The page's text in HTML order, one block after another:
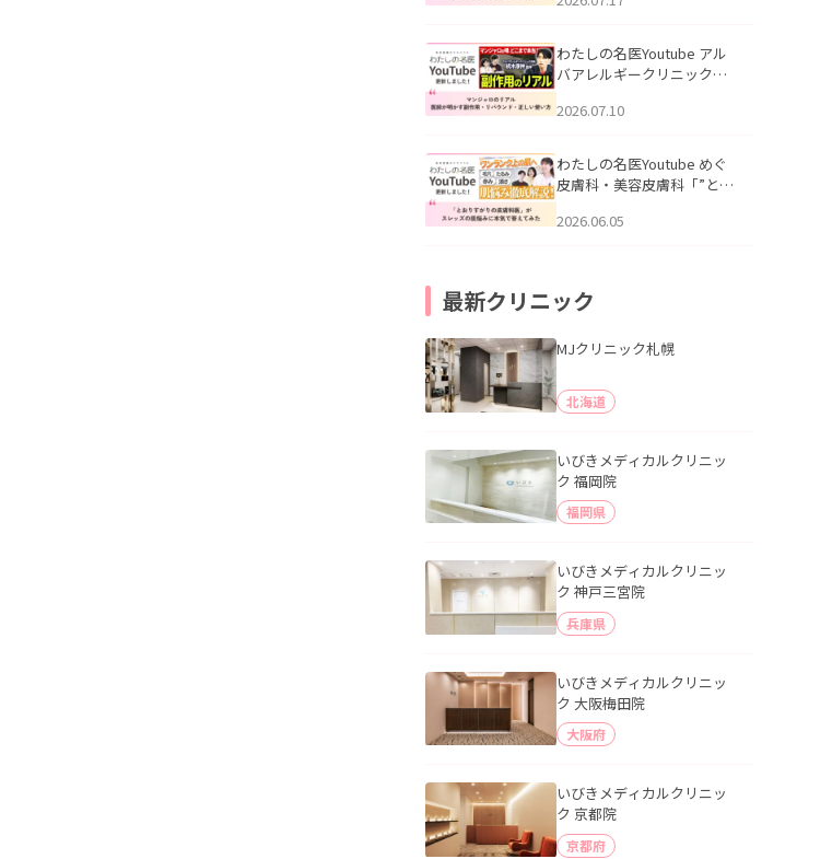
跡にVビームは効く？向いて
説」を公開いたしました。
わたしの名医Youtube アル
バアレルギークリニック札
医師が明かす副作用・リバ
公開いたしました。
2026.07.10
わたしの名医Youtube めぐ
皮膚科・美容皮膚科「”とお
ッズの肌悩みに本気で答え
2026.06.05
最新クリニック
MJクリニック札幌
北海道
いびきメディカルクリニッ
ク 福岡院
福岡県
いびきメディカルクリニッ
ク 神戸三宮院
兵庫県
いびきメディカルクリニッ
ク 大阪梅田院
大阪府
いびきメディカルクリニッ
ク 京都院
京都府